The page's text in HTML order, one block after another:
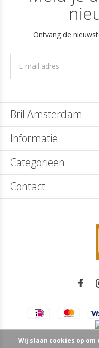
Ontvang de
Bril Amsterdam
Informatie
Categorieën
Contact
Wij slaan cookies op